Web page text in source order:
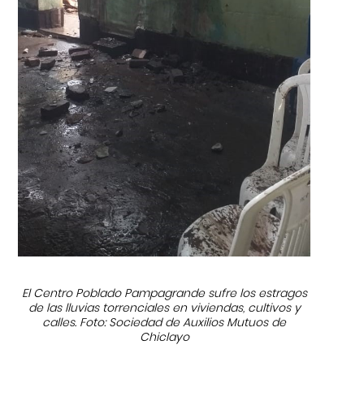
El Centro Poblado Pampagrande sufre los estragos
de las lluvias torrenciales en viviendas, cultivos y
calles. Foto: Sociedad de Auxilios Mutuos de
Chiclayo